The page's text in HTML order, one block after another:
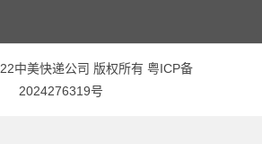
22中美快递公司 版权所有 粤ICP备
2024276319号